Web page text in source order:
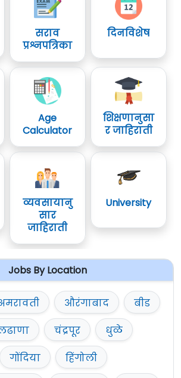
सराव
प्रश्नपत्रिका
दिनविशेष
Age
Calculator
शिक्षणानुसा
र जाहिराती
व्यवसायानु
सार
जाहिराती
University
Jobs By Location
औरंगाबाद
बीड
चंद्रपूर
धुळे
गोंदिया
हिंगोली